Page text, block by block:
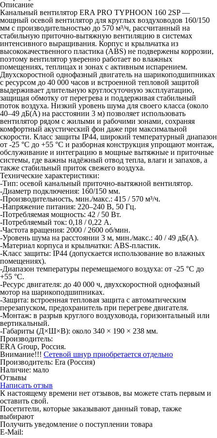
Описание
Канальный вентилятор ERA PRO TYPHOON 160 2SP—
мощный осевой вентилятор для круглых воздуховодов 160/150
мм с производительностью до 570 м³/ч, рассчитанный на
стабильную приточно‑вытяжную вентиляцию в системах
интенсивного выращивания. Корпус и крыльчатка из
высококачественного пластика (ABS) не подвержены коррозии,
поэтому вентилятор уверенно работает во влажных
помещениях, теплицах и зонах с активным испарением.
Двухскоростной однофазный двигатель на шарикоподшипниках
с ресурсом до 40 000 часов и встроенной тепловой защитой
выдерживает длительную круглосуточную эксплуатацию,
защищая обмотку от перегрева и поддерживая стабильный
поток воздуха. Низкий уровень шума для своего класса (около
40–49 дБ(А) на расстоянии 3 м) позволяет использовать
вентилятор рядом с жилыми и рабочими зонами, сохраняя
комфортный акустический фон даже при максимальной
скорости. Класс защиты IP44, широкий температурный диапазон
от -25 °C до +55 °C и разборная конструкция упрощают монтаж,
обслуживание и интеграцию в мощные вытяжные и приточные
системы, где важны надёжный отвод тепла, влаги и запахов, а
также стабильный приток свежего воздуха.
Технические характеристики:
-Тип: осевой канальный приточно‑вытяжной вентилятор.
-Диаметр подключения: 160/150 мм.
-Производительность, мин./макс.: 415 / 570 м³/ч.
-Напряжение питания: 220–240 В, 50 Гц.
-Потребляемая мощность: 42 / 50 Вт.
-Потребляемый ток: 0,18 / 0,22 А.
-Частота вращения: 2000 / 2600 об/мин.
-Уровень шума на расстоянии 3 м, мин./макс.: 40 / 49 дБ(А).
-Материал корпуса и крыльчатки: ABS‑пластик.
-Класс защиты: IP44 (допускается использование во влажных
помещениях).
-Диапазон температуры перемещаемого воздуха: от -25 °C до
+55 °C.
-Ресурс двигателя: до 40 000 ч, двухскоростной однофазный
мотор на шарикоподшипниках.
-Защита: встроенная тепловая защита с автоматическим
перезапуском, предохранитель при перегреве двигателя.
-Монтаж: в разрыв круглого воздуховода, горизонтальный или
вертикальный.
-Габариты (Д×Ш×В): около 340 × 190 × 238 мм.
Производитель:
ERA Group, Россия.
Внимание!!! Сетевой шнур приобретается отдельно
Производитель: Era (Россия)
Наличие: мало
Отзывы
Написать отзыв
К настоящему времени нет отзывов, вы можете стать первым и
оставить свой.
Посетители, которые заказывают данный товар, также
выбирают
Получить уведомление о поступлении товара
E-Mail: